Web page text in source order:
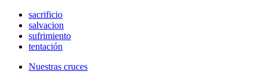
sacrificio
salvacion
sufrimiento
tentación
Nuestras cruces